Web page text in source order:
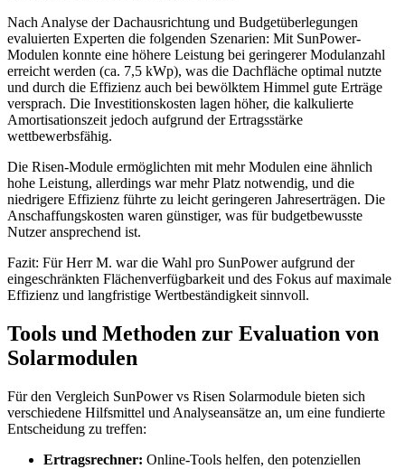
Nach Analyse der Dachausrichtung und Budgetüberlegungen
evaluierten Experten die folgenden Szenarien: Mit SunPower-
Modulen konnte eine höhere Leistung bei geringerer Modulanzahl
erreicht werden (ca. 7,5 kWp), was die Dachfläche optimal nutzte
und durch die Effizienz auch bei bewölktem Himmel gute Erträge
versprach. Die Investitionskosten lagen höher, die kalkulierte
Amortisationszeit jedoch aufgrund der Ertragsstärke
wettbewerbsfähig.
Die Risen-Module ermöglichten mit mehr Modulen eine ähnlich
hohe Leistung, allerdings war mehr Platz notwendig, und die
niedrigere Effizienz führte zu leicht geringeren Jahreserträgen. Die
Anschaffungskosten waren günstiger, was für budgetbewusste
Nutzer ansprechend ist.
Fazit: Für Herr M. war die Wahl pro SunPower aufgrund der
eingeschränkten Flächenverfügbarkeit und des Fokus auf maximale
Effizienz und langfristige Wertbeständigkeit sinnvoll.
Tools und Methoden zur Evaluation von
Solarmodulen
Für den Vergleich SunPower vs Risen Solarmodule bieten sich
verschiedene Hilfsmittel und Analyseansätze an, um eine fundierte
Entscheidung zu treffen:
Ertragsrechner: Online-Tools helfen, den potenziellen